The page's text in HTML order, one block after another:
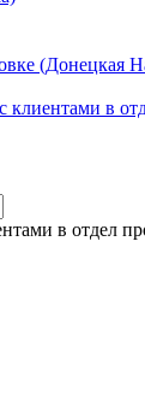
(Донецкая
клиентами в
в отдел